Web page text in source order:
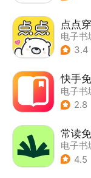
点点
电子书
3.4
快手
电子书
2.8
常读
电子书
4.5